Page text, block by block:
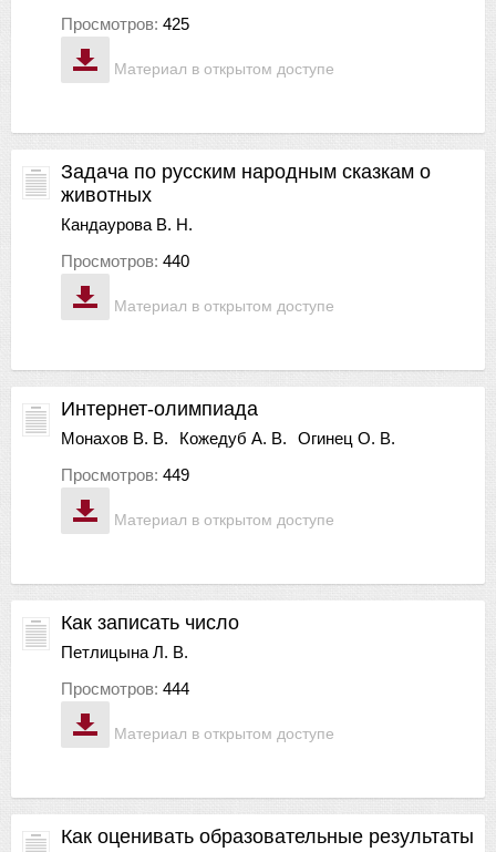
Материал в открытом доступе
Просмотров: 425
Материал в открытом доступе
Задача по русским народным сказкам о
животных
Кандаурова В. Н.
Просмотров: 440
Материал в открытом доступе
Интернет-олимпиада
Монахов В. В. Кожедуб А. В.
Огинец О. В.
Просмотров: 449
Материал в открытом доступе
Как записать число
Петлицына Л. В.
Просмотров: 444
Как оценивать образовательные результаты